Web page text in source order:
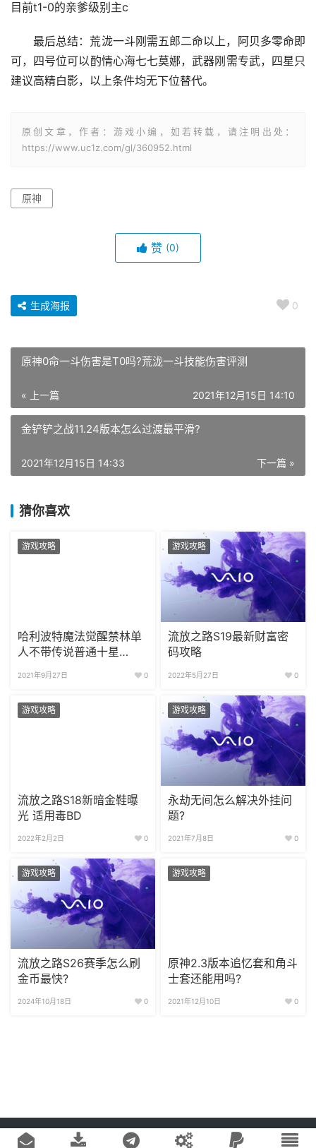
目前t1-0的亲爹级别主c
最后总结：荒泷一斗刚需五郎二命以上，阿贝多零命即
可，四号位可以酌情心海七七莫娜，武器刚需专武，四星只
建议高精白影，以上条件均无下位替代。
原创文章，作者：游戏小编，如若转载，请注明出处：
https://www.uc1z.com/gl/360952.html
原神
赞 (0)
0
生成海报
原神0命一斗伤害是T0吗?荒泷一斗技能伤害评测
« 上一篇 2021年12月15日 14:10
金铲铲之战11.24版本怎么过渡最平滑?
下一篇 »
2021年12月15日 14:33
猜你喜欢
游戏攻略
哈利波特魔法觉醒禁林单
人不带传说普通十星
2021年9月27日 0
游戏攻略
流放之路S19最新财富密
码攻略
2022年5月27日 0
游戏攻略
流放之路S18新暗金鞋曝
光 适用毒BD
2022年2月2日 0
游戏攻略
永劫无间怎么解决外挂问
题?
2021年7月8日 0
游戏攻略
流放之路S26赛季怎么刷
金币最快?
2024年10月18日 0
游戏攻略
原神2.3版本追忆套和角斗
士套还能用吗?
2021年12月10日 0
Copyright © 2020 游戏易站 版权所有 鄂ICP备2022019269号-1 网站地图